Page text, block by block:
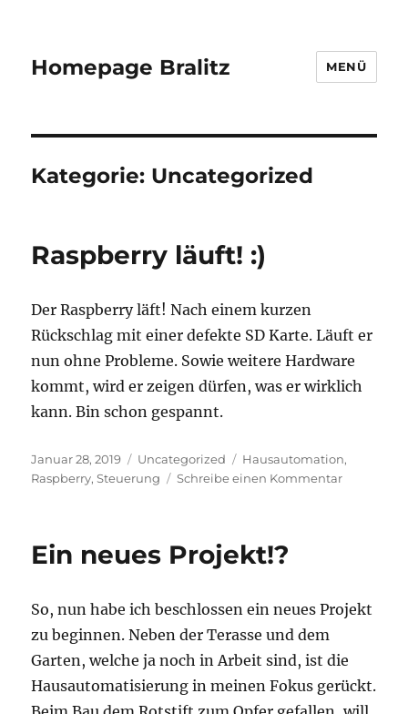
Homepage Bralitz MENÜ
Kategorie: Uncategorized
Raspberry läuft! :)
Der Raspberry läft! Nach einem kurzen
Rückschlag mit einer defekte SD Karte. Läuft er
nun ohne Probleme. Sowie weitere Hardware
kommt, wird er zeigen dürfen, was er wirklich
kann. Bin schon gespannt.
Veröffentlicht
am
Januar 28, 2019 Kategorien
Uncategorized Schlagwörter
Hausautomation,
Raspberry,Steuerung Schreibe einen Kommentarzu
Ein neues Projekt!?
So, nun habe ich beschlossen ein neues Projekt
zu beginnen. Neben der Terasse und dem
Garten, welche ja noch in Arbeit sind, ist die
Hausautomatisierung in meinen Fokus gerückt.